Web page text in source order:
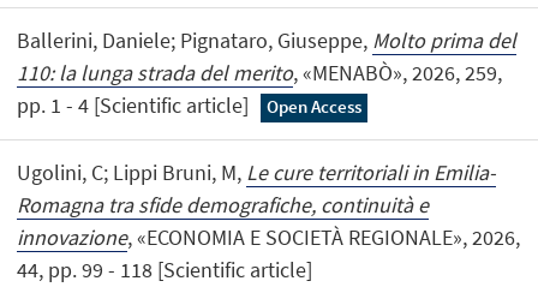
Ballerini, Daniele; Pignataro, Giuseppe, Molto prima del
110: la lunga strada del merito, «MENABÒ», 2026, 259,
pp. 1 - 4 [Scientific article]
Open Access
Ugolini, C; Lippi Bruni, M, Le cure territoriali in Emilia-
Romagna tra sfide demografiche, continuità e
innovazione, «ECONOMIA E SOCIETÀ REGIONALE», 2026,
44, pp. 99 - 118 [Scientific article]